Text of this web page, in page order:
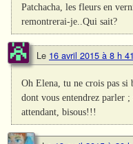
Patchacha, les fleurs en
remontrerai-je..Qui sait?
Le 16 avril 2015 à 8 h
Oh Elena, tu ne crois pas si
dont vous entendrez
attendant, bisous!!!